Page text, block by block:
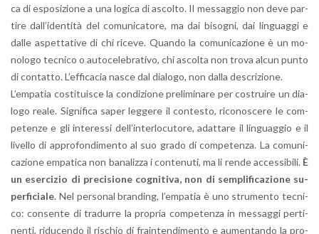
ca di espo­si­zio­ne a una lo­gi­ca di ascol­to. Il mes­sag­gio non deve par­
ti­re dal­l’i­den­ti­tà del co­mu­ni­ca­to­re, ma dai bi­so­gni, dai lin­guag­gi e
dalle aspet­ta­ti­ve di chi ri­ce­ve. Quan­do la co­mu­ni­ca­zio­ne è un mo­
no­lo­go tec­ni­co o au­to­ce­le­bra­ti­vo, chi ascol­ta non trova alcun punto
di con­tat­to. L’ef­fi­ca­cia nasce dal dia­lo­go, non dalla de­scri­zio­ne.
L’em­pa­tia co­sti­tui­sce la con­di­zio­ne pre­li­mi­na­re per co­strui­re un dia­
lo­go reale. Si­gni­fi­ca saper leg­ge­re il con­te­sto, ri­co­no­sce­re le com­
pe­ten­ze e gli in­te­res­si del­l’in­ter­lo­cu­to­re, adat­ta­re il lin­guag­gio e il
li­vel­lo di ap­pro­fon­di­men­to al suo grado di com­pe­ten­za. La co­mu­ni­
ca­zio­ne em­pa­ti­ca non ba­na­liz­za i con­te­nu­ti, ma li rende ac­ces­si­bi­li. È
un eser­ci­zio di pre­ci­sio­ne co­gni­ti­va, non di sem­pli­fi­ca­zio­ne su­
per­fi­cia­le. Nel per­so­nal bran­ding, l’em­pa­tia è uno stru­men­to tec­ni­
co: con­sen­te di tra­dur­re la pro­pria com­pe­ten­za in mes­sag­gi per­ti­
nen­ti, ri­du­cen­do il ri­schio di frain­ten­di­men­to e au­men­tan­do la pro­